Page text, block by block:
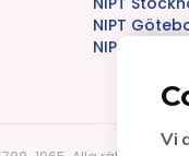
NIPT
NIPT Umeå
Vi